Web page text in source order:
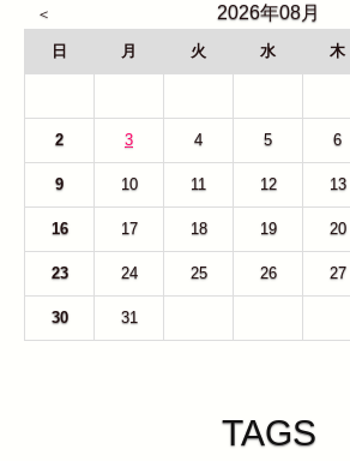
2026年08月
日 月 火 水 木
2 3 4 5 6
9 10 11 12 13
16 17 18 19 20
23 24 25 26 27
30 31
TAGS